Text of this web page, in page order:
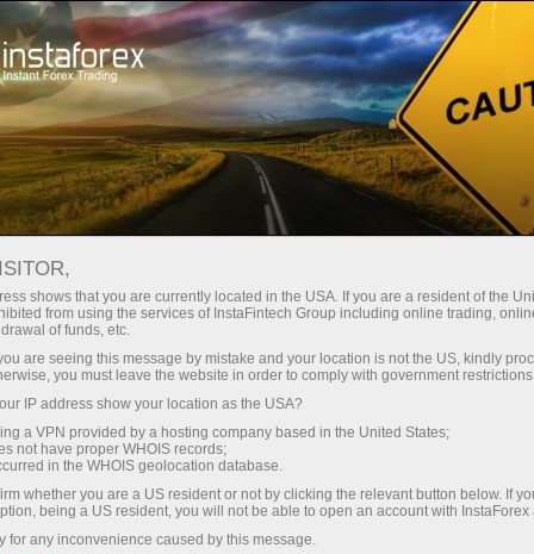
About InstaForex เอกสสารที่สำคัญ
เอกสารที่สำคัญ
ในหน้านี้คุณจะพบเอกสสารพื้นฐานที่กำหนด
ความสัมพันธ์ระหว่าง InstaForex และลูกค้าของ
บริษัท เราเเนะนำให้คุณตรวจสอบเอกสสาร
ทั้งหมดด้วยความระมัดระวังและใส่ใจ เอกสาร
เหล่านี้มีข้อมูลกิจกรรมภายในบริษัท สิทธิ ข้อ
กำหนดของโบรกเกอร์และลุกค้า
shows that you are currently located in the USA. If you are a resident of the
from using the services of InstaFintech Group including online trading,
of funds, etc.
are seeing this message by mistake and your location is not the US, kindly
you must leave the website in order to comply with government
IP address show your location as the USA?
a VPN provided by a hosting company based in the United States;
not have proper WHOIS records;
in the WHOIS geolocation database.
whether you are a US resident or not by clicking the relevant button below. If
being a US resident, you will not be able to open an account with InstaForex
for any inconvenience caused by this message.